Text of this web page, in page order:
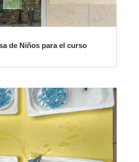
de Niños para el curso